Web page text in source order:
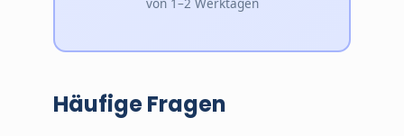
Häufige Fragen